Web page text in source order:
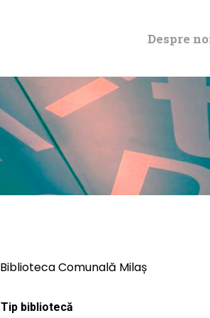
Despre
Biblioteca Comunală Milaș
Tip bibliotecă